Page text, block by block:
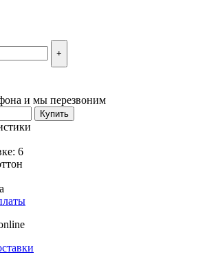
+
и мы перезвоним
Купить
6